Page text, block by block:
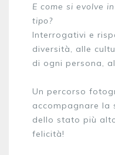
E come si evolve
tipo?
Interrogativi e
diversità, alle
di ogni persona,
Un percorso
accompagnare la
dello stato più
felicità!